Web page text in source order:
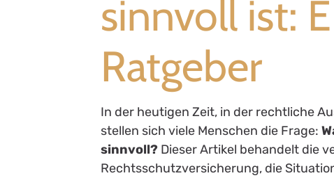
sinnvoll ist:
Ratgeber
In der heutigen Zeit, in der rechtliche
stellen sich viele Menschen die Frage:
sinnvoll? Dieser Artikel behandelt die
Rechtsschutzversicherung, die